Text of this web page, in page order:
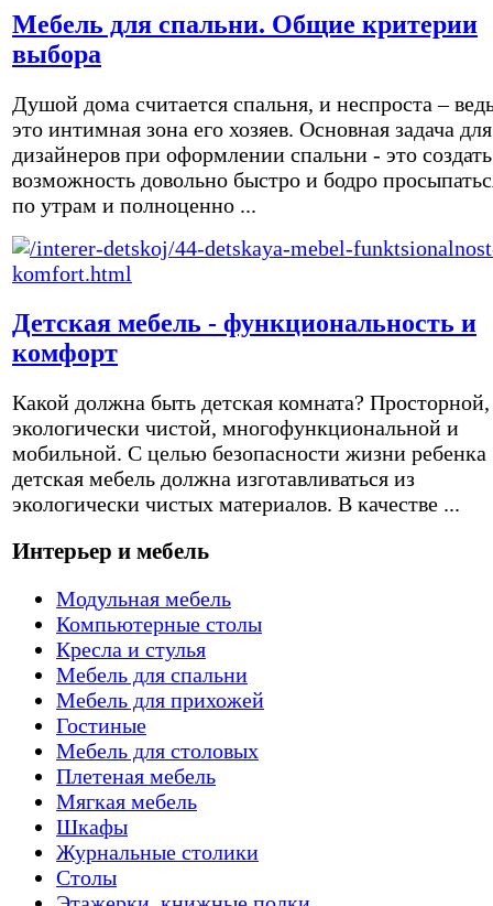
Мебель для спальни. Общие критерии
выбора
Душой дома считается спальня, и неспроста –
это интимная зона его хозяев. Основная задача для
дизайнеров при оформлении спальни - это создать
возможность довольно быстро и бодро
по утрам и полноценно ...
Детская мебель - функциональность и
комфорт
Какой должна быть детская комната? Просторной,
экологически чистой, многофункциональной и
мобильной. С целью безопасности жизни ребенка
детская мебель должна изготавливаться из
экологически чистых материалов. В качестве ...
Интерьер и мебель
Модульная мебель
Компьютерные столы
Кресла и стулья
Мебель для спальни
Мебель для прихожей
Гостиные
Мебель для столовых
Плетеная мебель
Мягкая мебель
Шкафы
Журнальные столики
Столы